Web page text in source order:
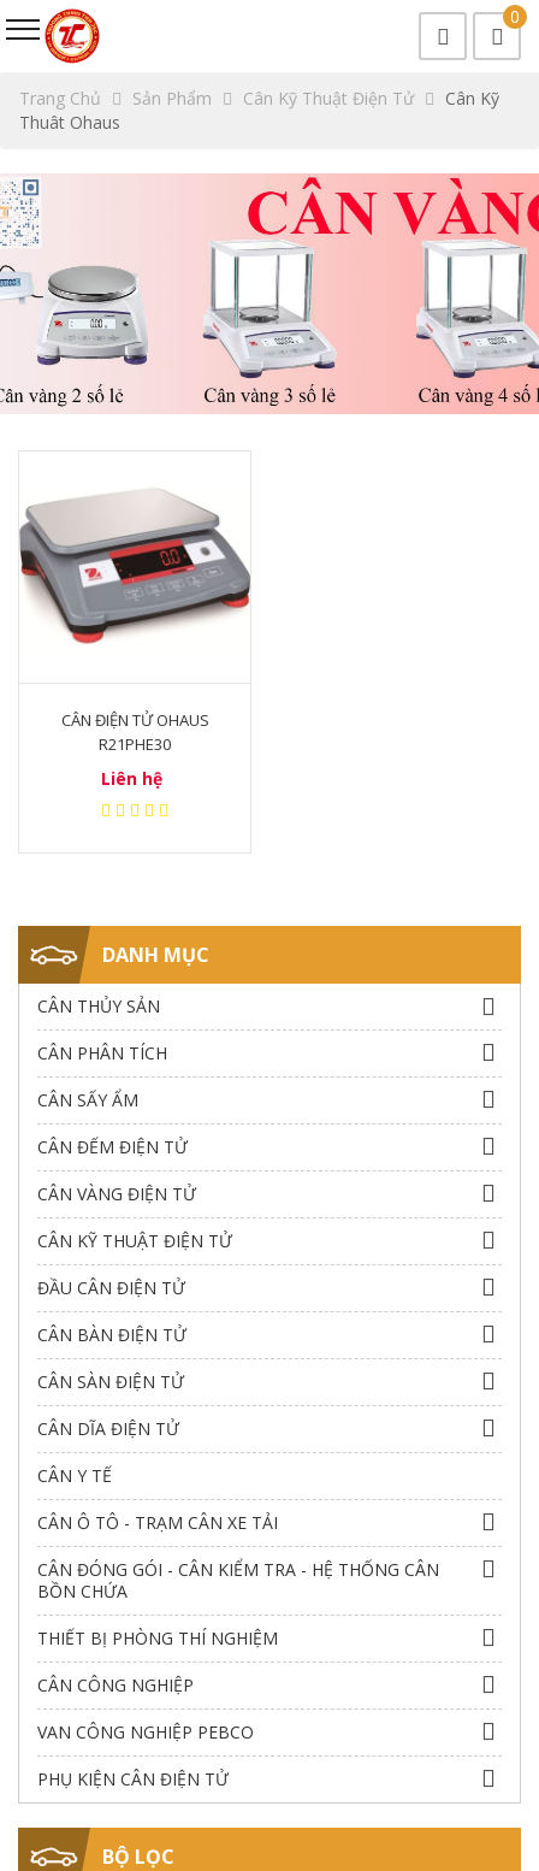
0
Trang Chủ Sản Phẩm Cân Kỹ Thuật Điện Tử
Cân Kỹ
Thuât Ohaus
CÂN ĐIỆN TỬ OHAUS
R21PHE30
Liên hệ
DANH MỤC
CÂN THỦY SẢN
CÂN PHÂN TÍCH
CÂN SẤY ẨM
CÂN ĐẾM ĐIỆN TỬ
CÂN VÀNG ĐIỆN TỬ
CÂN KỸ THUẬT ĐIỆN TỬ
ĐẦU CÂN ĐIỆN TỬ
CÂN BÀN ĐIỆN TỬ
CÂN SÀN ĐIỆN TỬ
CÂN DĨA ĐIỆN TỬ
CÂN Y TẾ
CÂN Ô TÔ - TRẠM CÂN XE TẢI
CÂN ĐÓNG GÓI - CÂN KIỂM TRA - HỆ THỐNG CÂN
BỒN CHỨA
THIẾT BỊ PHÒNG THÍ NGHIỆM
CÂN CÔNG NGHIỆP
VAN CÔNG NGHIỆP PEBCO
PHỤ KIỆN CÂN ĐIỆN TỬ
BỘ LỌC